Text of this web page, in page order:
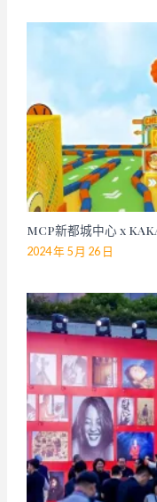
MCP新都城中心 x
2024 年 5 月 26 日